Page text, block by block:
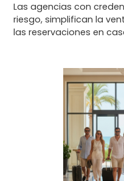
Las agencias con
riesgo, simplifican la
las reservaciones en